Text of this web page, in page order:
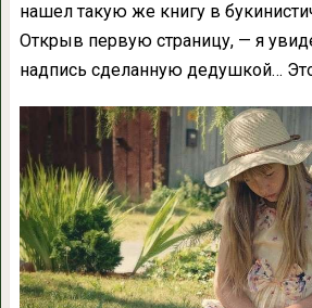
нашел такую же книгу в
Открыв первую страницу, — я
надпись сделанную дедушкой…